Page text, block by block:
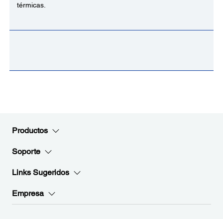
térmicas.
Productos
Soporte
Links Sugeridos
Empresa